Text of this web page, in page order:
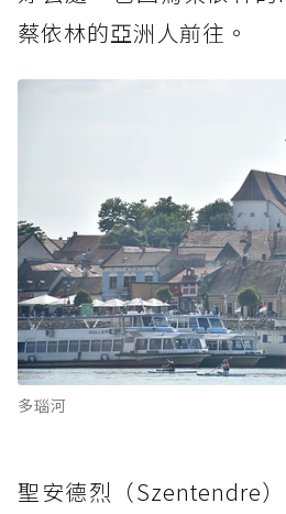
蔡依林的亞洲人前往。
多瑙河
聖安德烈（Szentendre